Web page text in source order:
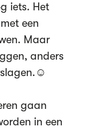
iets. Het
een
Maar
anders
gaan
in een